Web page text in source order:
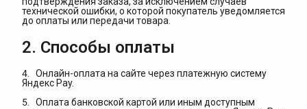
технической ошибки, о которой покупатель уведомляется
до оплаты или передачи товара.
2. Способы оплаты
4. Онлайн-оплата на сайте через платежную систему
Яндекс Pay.
5. Оплата банковской картой или иным доступным